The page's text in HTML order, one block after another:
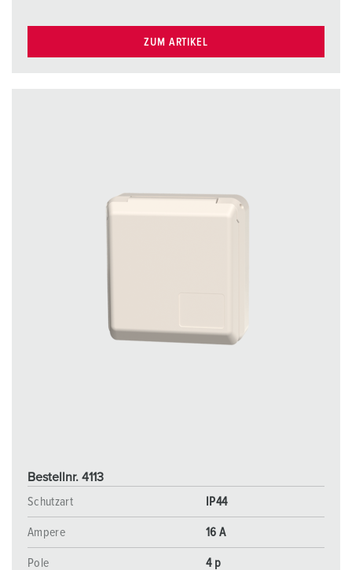
ZUM ARTIKEL
Bestellnr. 4113
Schutzart
IP44
Ampere 16 A
Pole 4 p